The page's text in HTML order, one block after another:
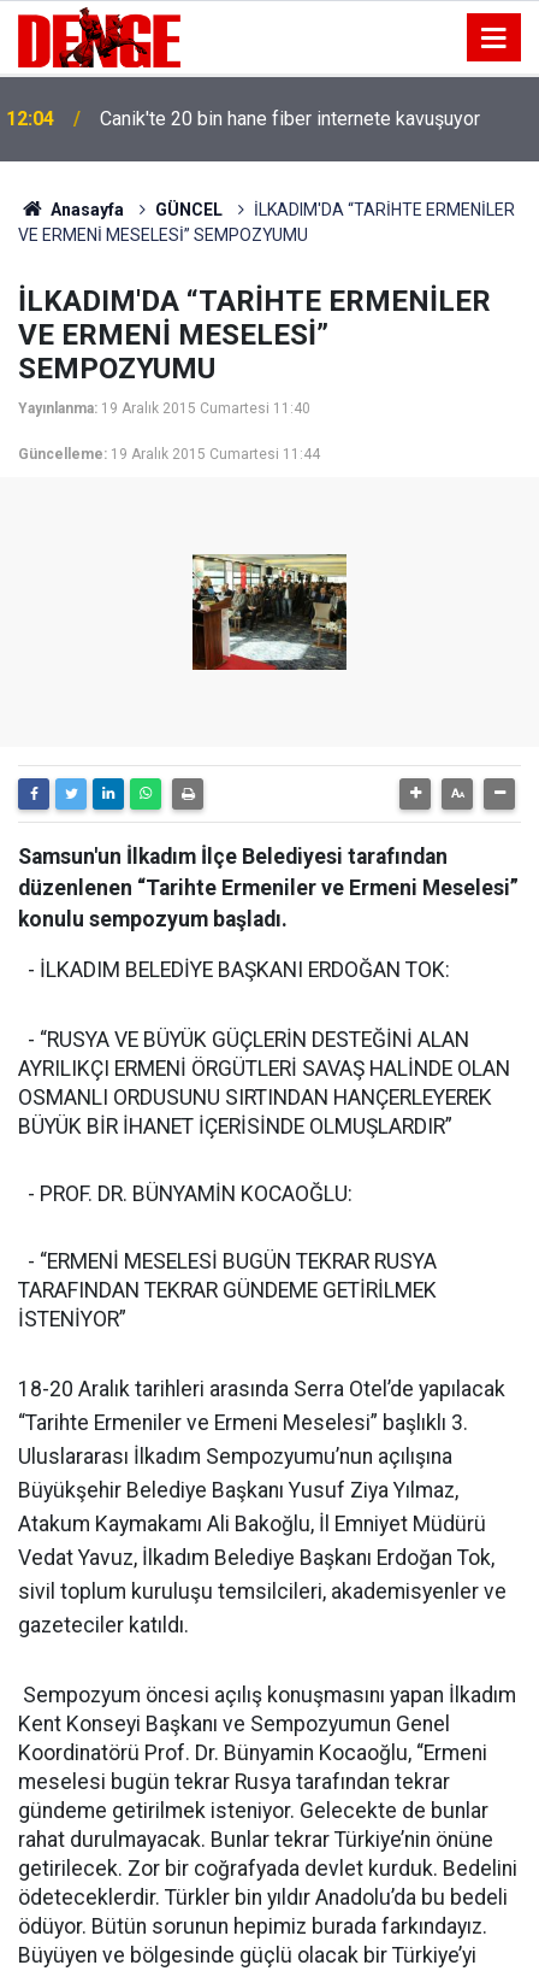
12:04 Canik'te 20 bin hane fiber internete kavuşuyor
Anasayfa GÜNCEL
İLKADIM'DA “TARİHTE ERMENİLER
VE ERMENİ MESELESİ” SEMPOZYUMU
İLKADIM'DA “TARİHTE ERMENİLER
VE ERMENİ MESELESİ”
SEMPOZYUMU
Yayınlanma: 19 Aralık 2015 Cumartesi 11:40
Güncelleme: 19 Aralık 2015 Cumartesi 11:44
Samsun'un İlkadım İlçe Belediyesi tarafından
düzenlenen “Tarihte Ermeniler ve Ermeni Meselesi”
konulu sempozyum başladı.
- İLKADIM BELEDİYE BAŞKANI ERDOĞAN TOK:
- “RUSYA VE BÜYÜK GÜÇLERİN DESTEĞİNİ ALAN
AYRILIKÇI ERMENİ ÖRGÜTLERİ SAVAŞ HALİNDE OLAN
OSMANLI ORDUSUNU SIRTINDAN HANÇERLEYEREK
BÜYÜK BİR İHANET İÇERİSİNDE OLMUŞLARDIR”
- PROF. DR. BÜNYAMİN KOCAOĞLU:
- “ERMENİ MESELESİ BUGÜN TEKRAR RUSYA
TARAFINDAN TEKRAR GÜNDEME GETİRİLMEK
İSTENİYOR”
18-20 Aralık tarihleri arasında Serra Otel’de yapılacak
“Tarihte Ermeniler ve Ermeni Meselesi” başlıklı 3.
Uluslararası İlkadım Sempozyumu’nun açılışına
Büyükşehir Belediye Başkanı Yusuf Ziya Yılmaz,
Atakum Kaymakamı Ali Bakoğlu, İl Emniyet Müdürü
Vedat Yavuz, İlkadım Belediye Başkanı Erdoğan Tok,
sivil toplum kuruluşu temsilcileri, akademisyenler ve
gazeteciler katıldı.
Sempozyum öncesi açılış konuşmasını yapan İlkadım
Kent Konseyi Başkanı ve Sempozyumun Genel
Koordinatörü Prof. Dr. Bünyamin Kocaoğlu, “Ermeni
meselesi bugün tekrar Rusya tarafından tekrar
gündeme getirilmek isteniyor. Gelecekte de bunlar
rahat durulmayacak. Bunlar tekrar Türkiye’nin önüne
getirilecek. Zor bir coğrafyada devlet kurduk. Bedelini
ödeteceklerdir. Türkler bin yıldır Anadolu’da bu bedeli
ödüyor. Bütün sorunun hepimiz burada farkındayız.
Büyüyen ve bölgesinde güçlü olacak bir Türkiye’yi